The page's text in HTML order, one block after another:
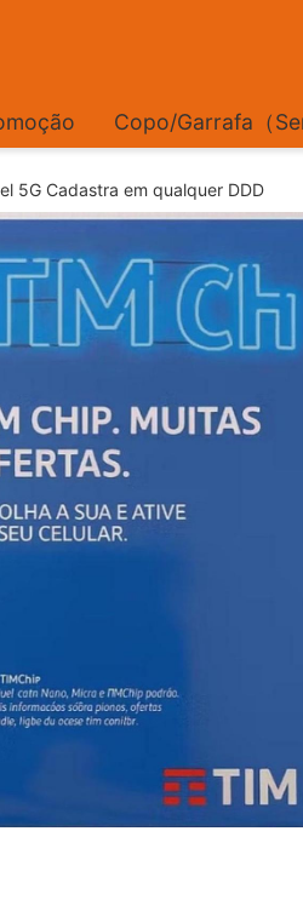
Copo/Garrafa（
Cadastra em qualquer DDD